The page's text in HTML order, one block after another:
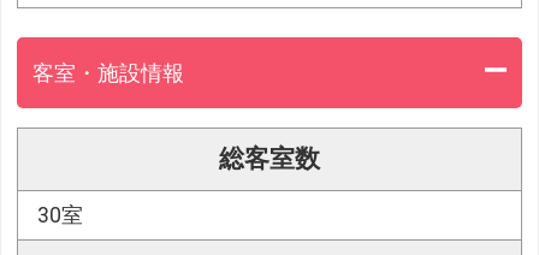
客室・施設情報
総客室数
30室